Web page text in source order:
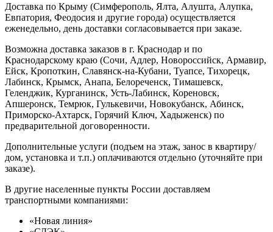
Доставка по Крыму (Симферополь, Ялта, Алушта, Алупка,
Евпатория, Феодосия и другие города) осуществляется
еженедельно, день доставки согласовывается при заказе.
Возможна доставка заказов в г. Краснодар и по
Краснодарскому краю (Сочи, Адлер, Новороссийск, Армавир,
Ейск, Кропоткин, Славянск-на-Кубани, Туапсе, Тихорецк,
Лабинск, Крымск, Анапа, Белореченск, Тимашевск,
Геленджик, Курганинск, Усть-Лабинск, Кореновск,
Апшеронск, Темрюк, Гулькевичи, Новокубанск, Абинск,
Приморско-Ахтарск, Горячий Ключ, Хадыженск) по
предварительной договоренности.
Дополнительные услуги (подъем на этаж, занос в квартиру/
дом, установка и т.п.) оплачиваются отдельно (уточняйте при
заказе).
В другие населенные пункты России доставляем
транспортными компаниями:
«Новая линия»